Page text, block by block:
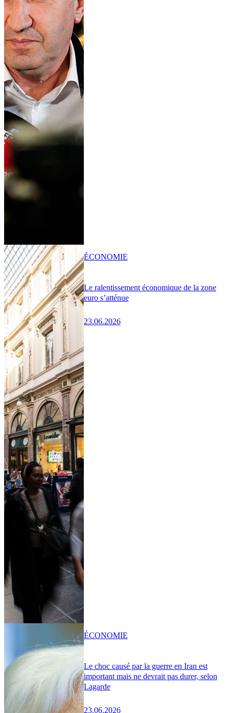
Le ralentissement économique de la zone
euro s’atténue
23.06.2026
ÉCONOMIE
Le choc causé par la guerre en Iran est
important mais ne devrait pas durer, selon
Lagarde
23.06.2026
ÉCONOMIE